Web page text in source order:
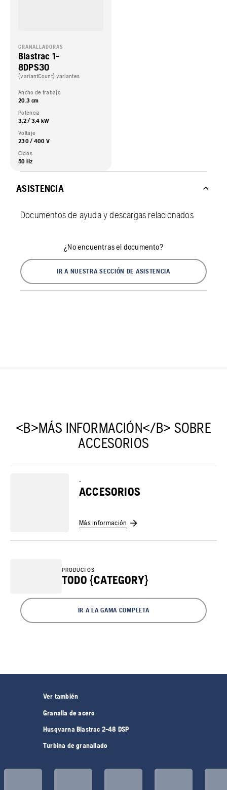
GRANALLADORAS
Blastrac 1-
8DPS30
{variantCount} variantes
Ancho de trabajo
20,3 cm
Potencia
3,2 / 3,4 kW
Voltaje
230 / 400 V
Ciclos
50 Hz
ASISTENCIA
Documentos de ayuda y descargas relacionados
¿No encuentras el documento?
IR A NUESTRA SECCIÓN DE ASISTENCIA
<B>MÁS INFORMACIÓN</B> SOBRE
ACCESORIOS
-
ACCESORIOS
Más información
PRODUCTOS
TODO {CATEGORY}
IR A LA GAMA COMPLETA
Ver también
Granalla de acero
Husqvarna Blastrac 2-48 DSP
Turbina de granallado